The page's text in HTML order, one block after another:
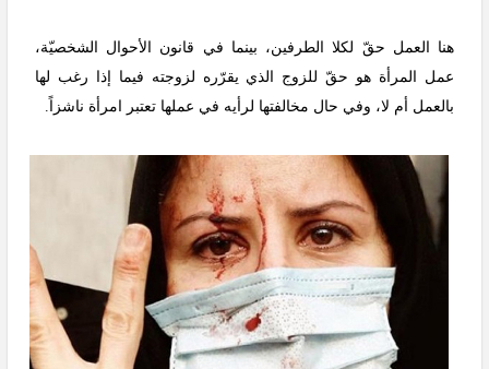
هنا العمل حقّ لكلا الطرفين، بينما في قانون الأحوال الشخصيّة،
عمل المرأة هو حقّ للزوج الذي يقرّره لزوجته فيما إذا رغب لها
بالعمل أم لا، وفي حال مخالفتها لرأيه في عملها تعتبر امرأة ناشزاً.